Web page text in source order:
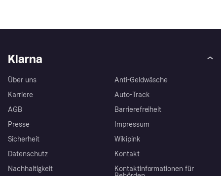
Klarna
Über uns
Karriere
AGB
Presse
Sicherheit
Datenschutz
Nachhaltigkeit
Anti-Geldwäsche
Auto-Track
Barrierefreiheit
Impressum
Wikipink
Kontakt
Kontaktinformationen für